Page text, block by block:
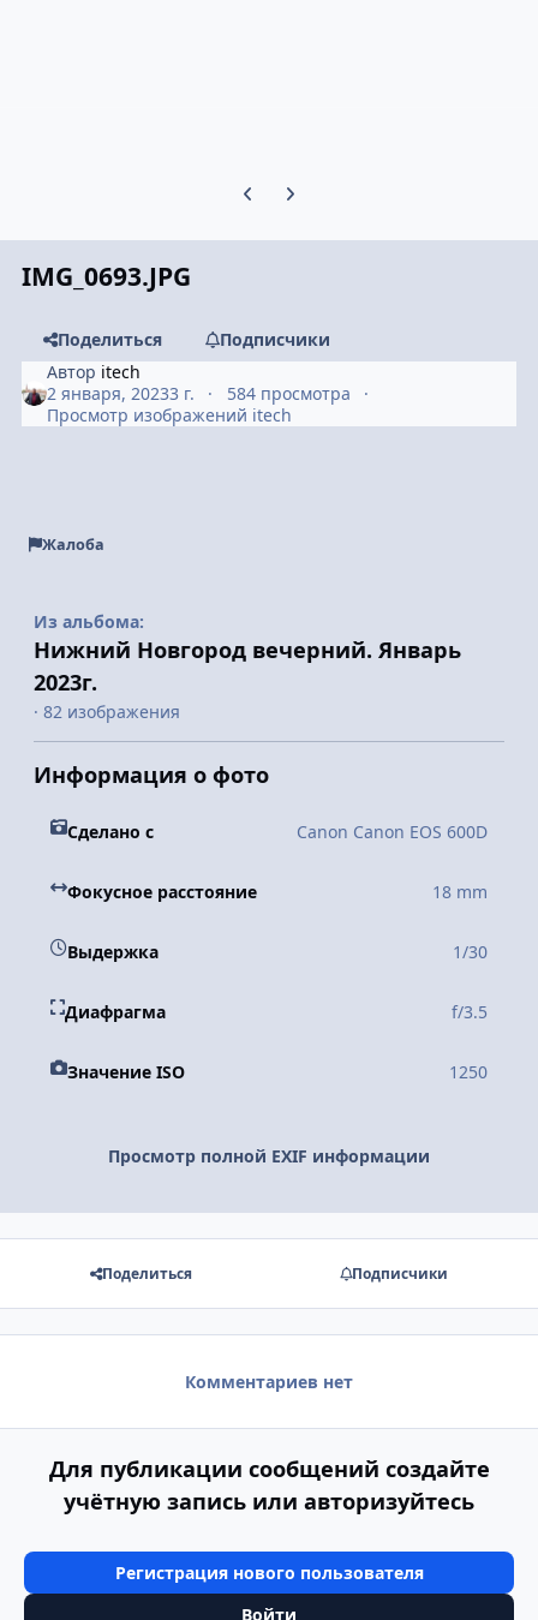
Предыдущий слайд карусели
Следующий слайд карусели
IMG_0693.JPG
Поделиться
Подписчики
Автор itech
2 января, 20233 г.
584 просмотра
Просмотр изображений itech
Жалоба
Из альбома:
Нижний Новгород вечерний. Январь
2023г.
· 82 изображения
Информация о фото
Сделано с Canon Canon EOS 600D
Фокусное расстояние 18 mm
Выдержка 1/30
Диафрагма f/3.5
Значение ISO 1250
Просмотр полной EXIF информации
Поделиться Подписчики
Комментариев нет
Для публикации сообщений создайте
учётную запись или авторизуйтесь
Регистрация нового пользователя
Войти